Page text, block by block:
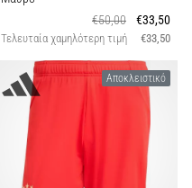
€50,00
€33,50
Τελευταία χαμηλότερη τιμή €33,50
Αποκλειστικό